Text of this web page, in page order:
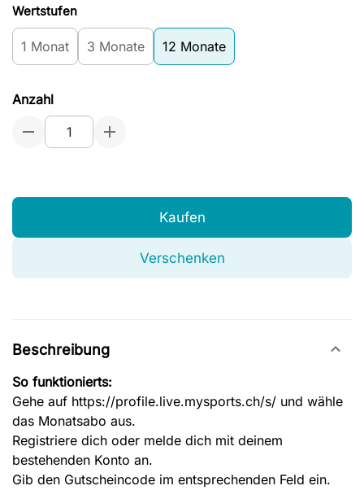
Wertstufen
1 Monat 3 Monate 12 Monate
Anzahl
Kaufen
Verschenken
Beschreibung
So funktionierts:
Gehe auf https://profile.live.mysports.ch/s/ und wähle
das Monatsabo aus.
Registriere dich oder melde dich mit deinem
bestehenden Konto an.
Gib den Gutscheincode im entsprechenden Feld ein.